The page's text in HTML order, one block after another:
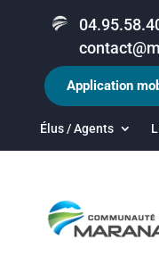
Élus / Agents
Application